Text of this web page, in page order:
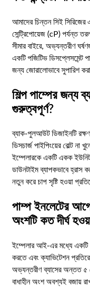
আমাদের চিন্তন সিই
সেন্ট্রিপোয়েজ (cP) পর্যন্ত
সীমার বাইরে, অভ্যন্তরীণ
একটি পজিটিভ ডিসপ্লেসমেন্ট
জন্য জোরালোভাবে সুপারিশ
শিল্প পাম্পের জন্য
গুরুত্বপূর্ণ?
ব্যাক-পুলআউট ডিজাইনটি
ডিসচার্জ পাইপিংয়ের বোল্ট না
ইম্পেলারকে একটি একক
ডাউনটাইম ব্যাপকভাবে হ্রাস
নতুন করে চাপ সৃষ্টি হওয়া
পাম্প ইনলেটের
অংশটি কত দীর্ঘ
ইম্পেলার আই-এর মধ্যে একটি
করতে এবং ক্যাভিটেশন
অভ্যন্তরীণ ব্যাসের অন্তত ৫
বাধাহীন অংশ অবশ্যই বজায়